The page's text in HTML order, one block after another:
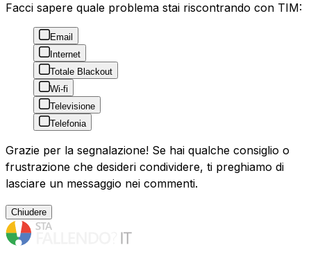
Facci sapere quale problema stai riscontrando con TIM:
Email
Internet
Totale Blackout
Wi-fi
Televisione
Telefonia
Grazie per la segnalazione! Se hai qualche consiglio o
frustrazione che desideri condividere, ti preghiamo di
lasciare un messaggio nei commenti.
Chiudere